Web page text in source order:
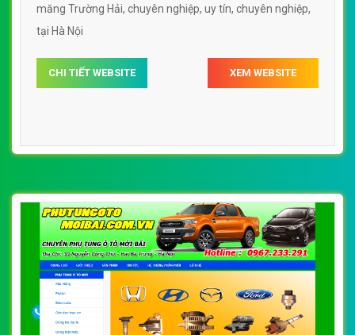
măng Trường Hải, chuyên nghiệp, uy tín, chuyên nghiệp,
tại Hà Nội
CHI TIẾT WEBSITE XEM WEBSITE